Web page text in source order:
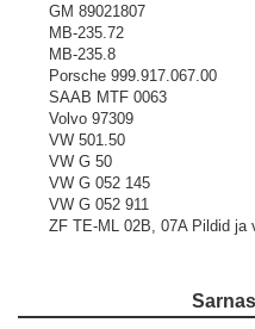
GM 89021807
MB-235.72
MB-235.8
Porsche 999.917.067.00
SAAB MTF 0063
Volvo 97309
VW 501.50
VW G 50
VW G 052 145
VW G 052 911
ZF TE-ML 02B, 07A Pildid ja